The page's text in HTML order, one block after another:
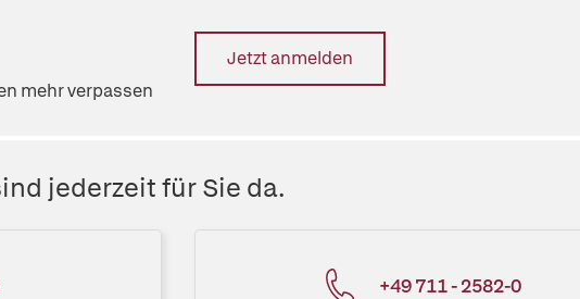
mehr verpassen
Jetzt anmelden
jederzeit für Sie da.
+49 711 - 2582-0